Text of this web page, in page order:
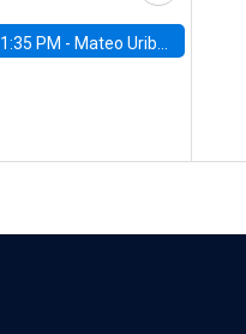
1:35 PM - Mateo Uribe-Castro, Universidad de los Andes (Colombia)